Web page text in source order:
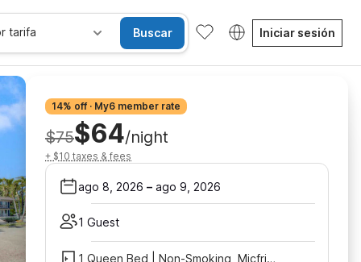
tarifa Buscar Iniciar sesión
14% off · My6 member rate
$75$64/night
+ $10 taxes & fees
ago 8, 2026 – ago 9, 2026
1 Guest
1 Queen Bed | Non-Smoking, Micfridge